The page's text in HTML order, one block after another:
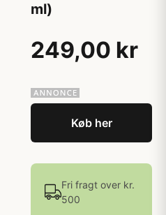
ml)
249,00 kr
Køb her
Fri fragt over kr.
500